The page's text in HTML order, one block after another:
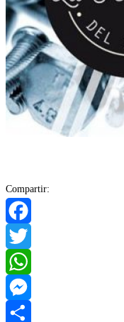
Compartir:
Facebook
Twitter
WhatsApp
Messenger